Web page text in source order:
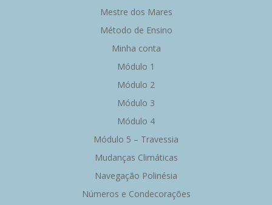
Mestre dos Mares
Método de Ensino
Minha conta
Módulo 1
Módulo 2
Módulo 3
Módulo 4
Módulo 5 – Travessia
Mudanças Climáticas
Navegação Polinésia
Números e Condecorações